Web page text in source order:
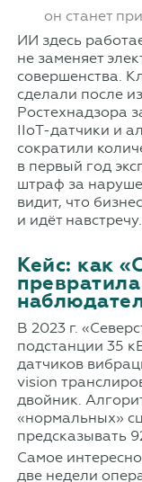
он станет
ИИ здесь
не заменяет
совершенства.
сделали после
Ростехнадзора
IIoT-датчики и
сократили
в первый год
штраф за
видит, что
и идёт навстречу.
Кейс: как
В 2023 г.
подстанции 35
датчиков
vision
двойник.
«нормальных»
предсказывать
Самое
две недели